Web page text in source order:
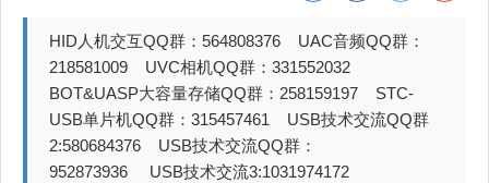
HID人机交互QQ群：564808376 UAC音频QQ群：
218581009 UVC相机QQ群：331552032
BOT&UASP大容量存储QQ群：258159197 STC-
USB单片机QQ群：315457461 USB技术交流QQ群
2:580684376 USB技术交流QQ群：
952873936 USB技术交流3:1031974172